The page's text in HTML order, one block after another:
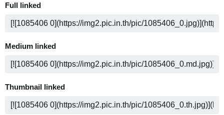
Full linked
Medium linked
Thumbnail linked